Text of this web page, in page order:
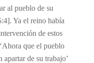
al pueblo de su
Ya el reino había
de estos
que el pueblo
apartar de su trabajo’